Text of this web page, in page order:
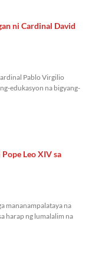
ni Cardinal David
Pablo Virgilio
edukasyon na bigyang-
Leo XIV sa
mananampalataya na
harap ng lumalalim na